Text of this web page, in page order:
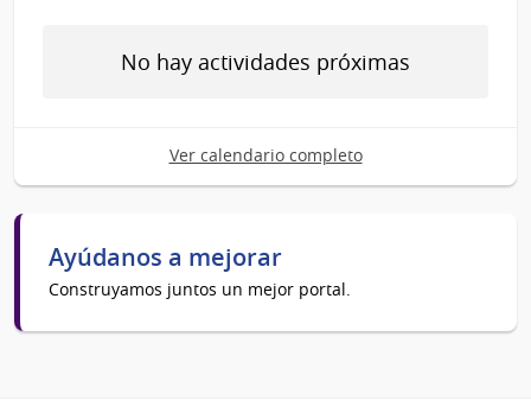
No hay actividades próximas
Ver calendario completo
Ayúdanos a mejorar
Construyamos juntos un mejor portal.